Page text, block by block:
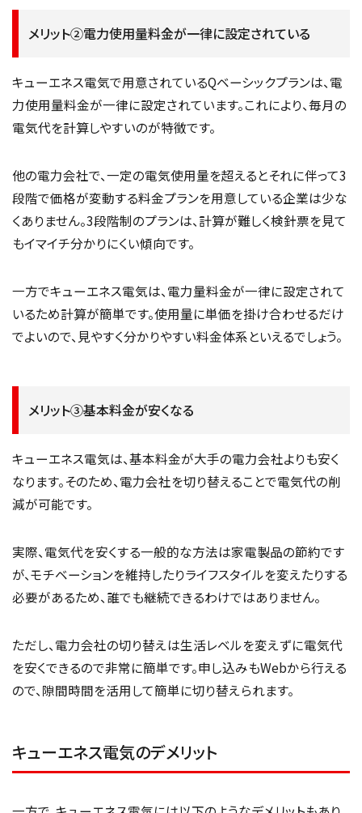
メリット②電力使用量料金が一律に設定されている
キューエネス電気で用意されているQベーシックプランは、電
力使用量料金が一律に設定されています。これにより、毎月の
電気代を計算しやすいのが特徴です。
他の電力会社で、一定の電気使用量を超えるとそれに伴って3
段階で価格が変動する料金プランを用意している企業は少な
くありません。3段階制のプランは、計算が難しく検針票を見て
もイマイチ分かりにくい傾向です。
一方でキューエネス電気は、電力量料金が一律に設定されて
いるため計算が簡単です。使用量に単価を掛け合わせるだけ
でよいので、見やすく分かりやすい料金体系といえるでしょう。
メリット③基本料金が安くなる
キューエネス電気は、基本料金が大手の電力会社よりも安く
なります。そのため、電力会社を切り替えることで電気代の削
減が可能です。
実際、電気代を安くする一般的な方法は家電製品の節約です
が、モチベーションを維持したりライフスタイルを変えたりする
必要があるため、誰でも継続できるわけではありません。
ただし、電力会社の切り替えは生活レベルを変えずに電気代
を安くできるので非常に簡単です。申し込みもWebから行える
ので、隙間時間を活用して簡単に切り替えられます。
キューエネス電気のデメリット